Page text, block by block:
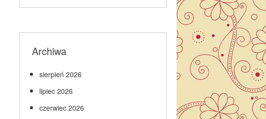
Archiwa
sierpień 2026
lipiec 2026
czerwiec 2026